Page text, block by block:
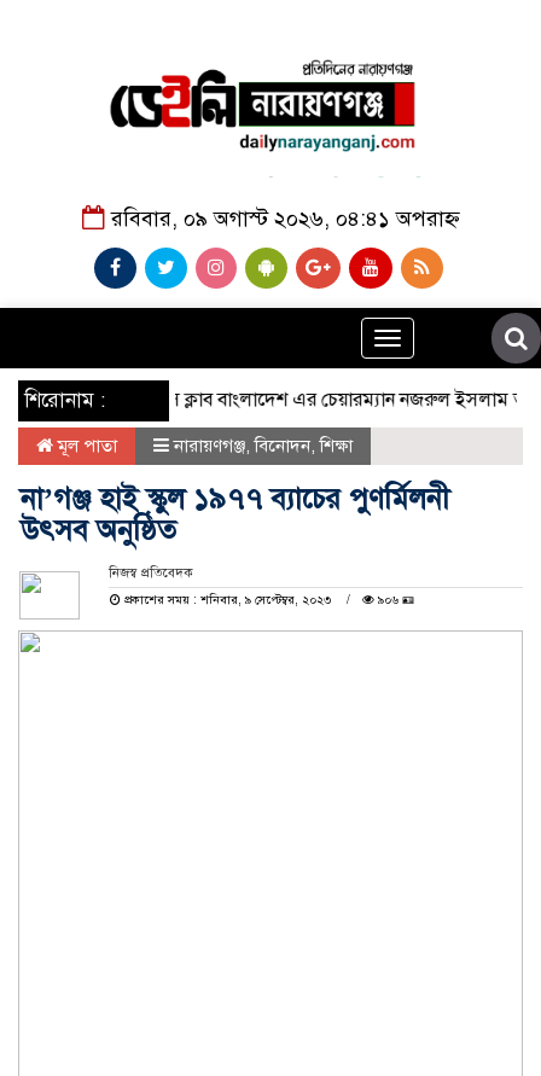
রবিবার, ০৯ অগাস্ট ২০২৬, ০৪:৪১ অপরাহ্ন
Toggle
navigation
শিরোনাম :এডিটরস ক্লাব বাংলাদেশ এর চেয়ারম্যান নজরুল ইসলাম
মূল পাতা নারায়ণগঞ্জ,বিনোদন,শিক্ষা
না’গঞ্জ হাই স্কুল ১৯৭৭ ব্যাচের পুণর্মিলনী
উৎসব অনুষ্ঠিত
নিজস্ব প্রতিবেদক
প্রকাশের সময় : শনিবার, ৯ সেপ্টেম্বর, ২০২৩
৯০৬ 🪪